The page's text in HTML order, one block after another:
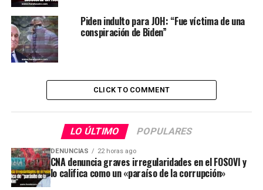
Piden indulto para JOH: “Fue víctima de una
conspiración de Biden”
CLICK TO COMMENT
LO ÚLTIMO POPULARES
DENUNCIAS 22 horas ago
CNA denuncia graves irregularidades en el FOSOVI y
lo califica como un «paraíso de la corrupción»